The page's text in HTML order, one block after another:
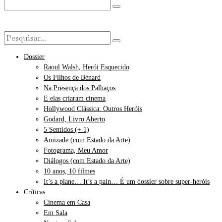
Dossier
Raoul Walsh, Herói Esquecido
Os Filhos de Bénard
Na Presença dos Palhaços
E elas criaram cinema
Hollywood Clássica: Outros Heróis
Godard, Livro Aberto
5 Sentidos (+ 1)
Amizade (com Estado da Arte)
Fotograma, Meu Amor
Diálogos (com Estado da Arte)
10 anos, 10 filmes
It’s a plane… It’s a pain… É um dossier sobre super-heróis
Críticas
Cinema em Casa
Em Sala